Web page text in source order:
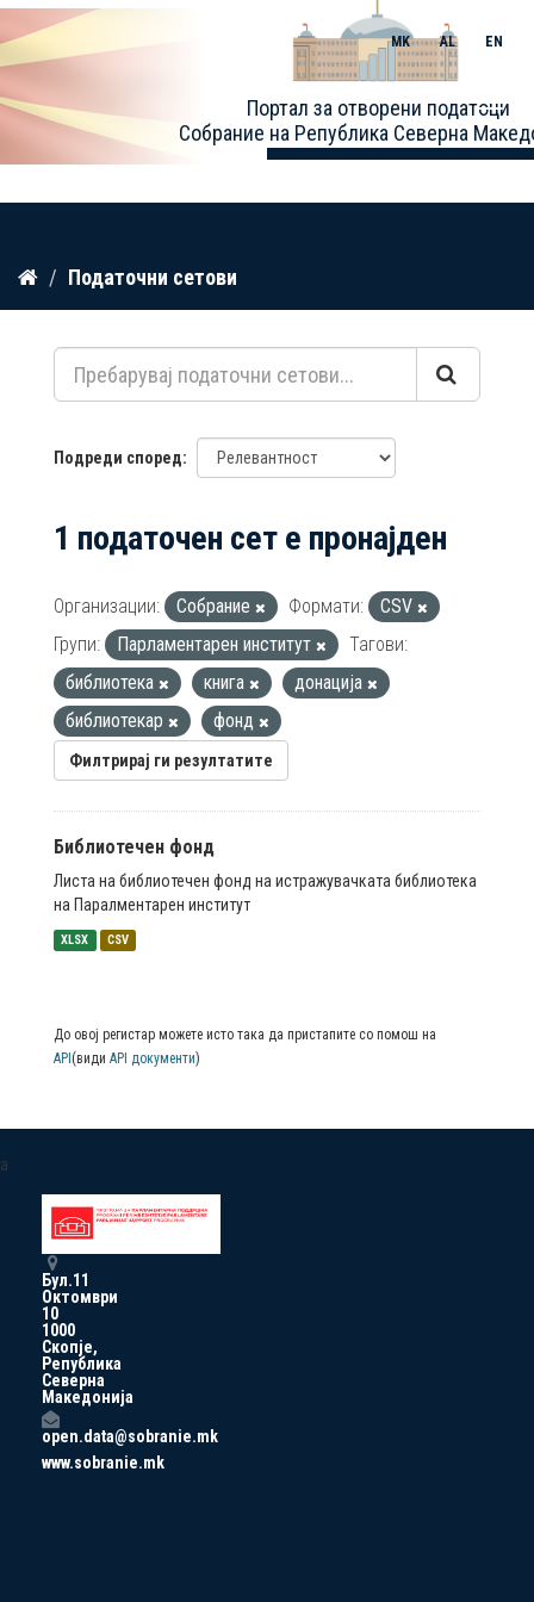
Прескокнете
содржина
Портал за отворени податоци
Собрание на Република Северна
MK AL EN
Toggle
Податочни сетови
Подреди според
1 податочен сет е пронајден
Организации: Собрание Формати:
CSV
Групи:
Парламентарен институт
Тагови:
библиотека
книга
донација
библиотекар
фонд
Филтрирај ги резултатите
Библиотечен фонд
Листа на библиотечен фонд на истражувачката библиотека
на Паралментарен институт
XLSX CSV
До овој регистар можете исто така да пристапите со помош на
API (види API документи)
a
Бул.11
Октомври
10
1000
Скопје,
Република
Северна
Македонија
open.data@sobranie.mk
www.sobranie.mk